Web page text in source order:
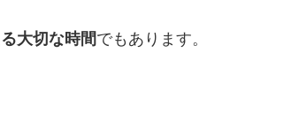
大切な時間でもあります。